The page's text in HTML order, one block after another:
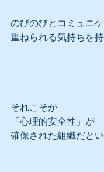
のびのびとコミュニ
重ねられる気持ちを持
それこそが
「心理的安全性」が
確保された組織だとい